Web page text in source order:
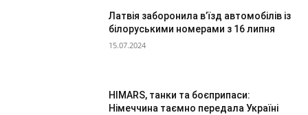
Латвія заборонила в’їзд автомобілів із
білоруськими номерами з 16 липня
15.07.2024
HIMARS, танки та боєприпаси:
Німеччина таємно передала Україні